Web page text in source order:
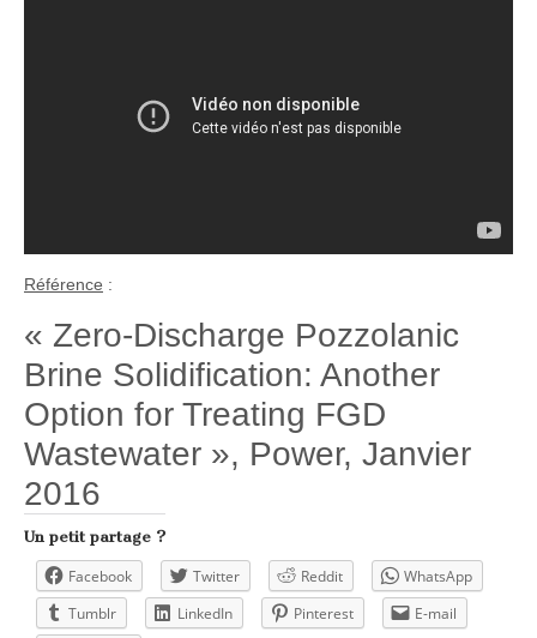
Référence :
« Zero-Discharge Pozzolanic
Brine Solidification: Another
Option for Treating FGD
Wastewater », Power, Janvier
2016
Un petit partage ?
Facebook Twitter Reddit
WhatsApp
Tumblr
LinkedIn Pinterest
E-mail